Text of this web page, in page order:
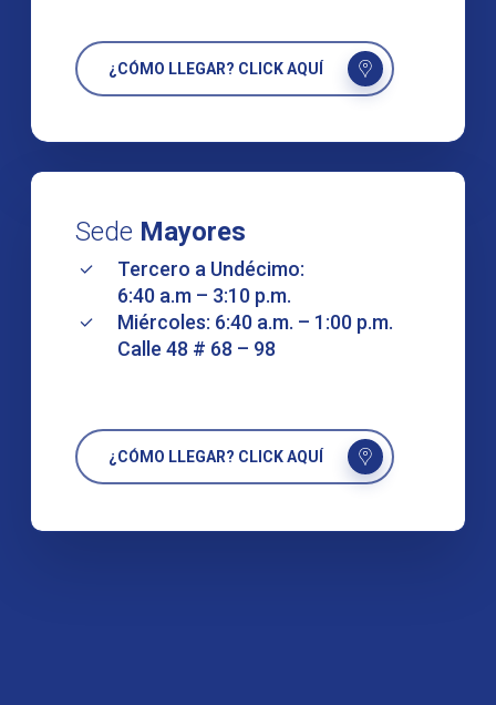
¿CÓMO LLEGAR? CLICK AQUÍ
Sede Mayores
Tercero a Undécimo:
6:40 a.m – 3:10 p.m.
Miércoles: 6:40 a.m. – 1:00 p.m.
Calle 48 # 68 – 98
¿CÓMO LLEGAR? CLICK AQUÍ